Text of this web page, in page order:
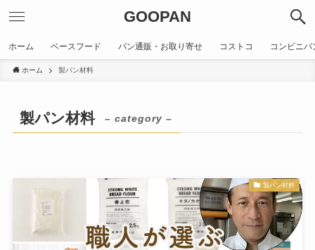
GOOPAN
ホーム ベースフード パン通販・お取り寄せ コストコ コンビニパ
ホーム 製パン材料
製パン材料 – category –
製パン材料